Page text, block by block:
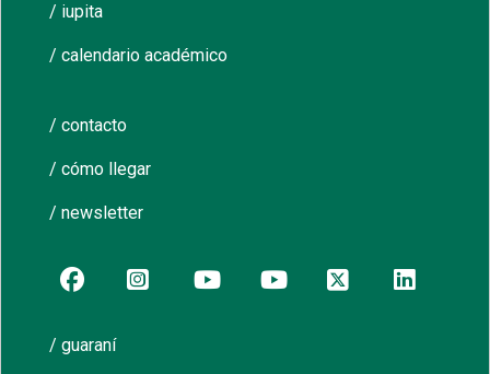
/ iupita
/ calendario académico
/ contacto
/ cómo llegar
/ newsletter
/ guaraní